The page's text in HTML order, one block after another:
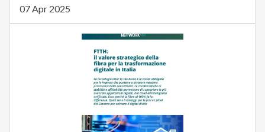
07 Apr 2025